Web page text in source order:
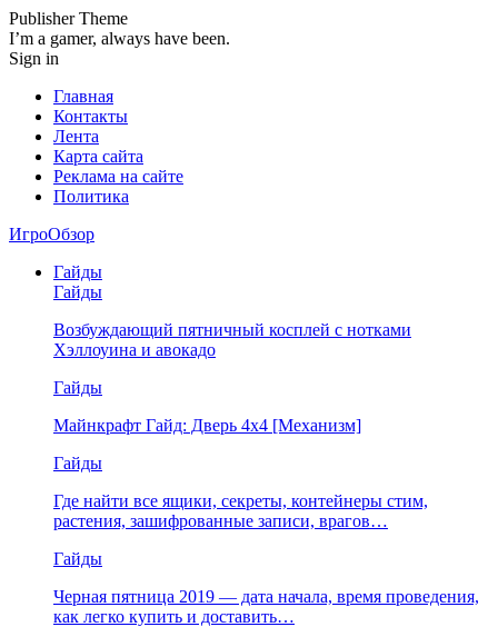
Publisher Theme
I’m a gamer, always have been.
Sign in
Главная
Контакты
Лента
Карта сайта
Реклама на сайте
Политика
ИгроОбзор
Гайды
Гайды
Возбуждающий пятничный косплей с нотками
Хэллоуина и авокадо
Гайды
Майнкрафт Гайд: Дверь 4х4 [Механизм]
Гайды
Где найти все ящики, секреты, контейнеры стим,
растения, зашифрованные записи, врагов…
Гайды
Черная пятница 2019 — дата начала, время проведения,
как легко купить и доставить…